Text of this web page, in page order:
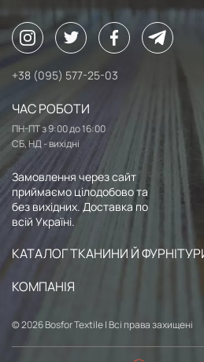
+38 (095) 577-25-03
ЧАС РОБОТИ
ПН-ПТ з 9:00 до 16:00
СБ, НД - вихідні
Замовлення через сайт
приймаємо цілодобово та
без вихідних. Доставка по
всій Україні.
КАТАЛОГ ТКАНИНИ Й
КОМПАНІЯ
© 2026 Bosfor Textile | Всі права захищені